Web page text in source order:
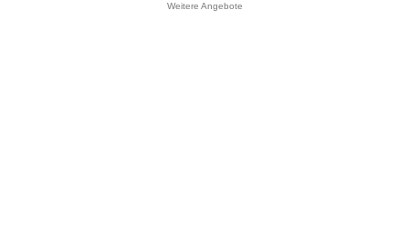
Weitere Angebote